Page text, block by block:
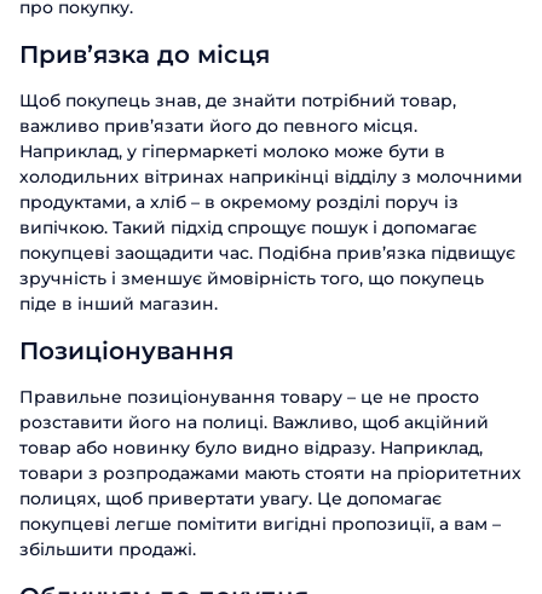
про покупку.
Прив’язка до місця
Щоб покупець знав, де знайти потрібний товар,
важливо прив’язати його до певного місця.
Наприклад, у гіпермаркеті молоко може бути в
холодильних вітринах наприкінці відділу з молочними
продуктами, а хліб – в окремому розділі поруч із
випічкою. Такий підхід спрощує пошук і допомагає
покупцеві заощадити час. Подібна прив’язка підвищує
зручність і зменшує ймовірність того, що покупець
піде в інший магазин.
Позиціонування
Правильне позиціонування товару – це не просто
розставити його на полиці. Важливо, щоб акційний
товар або новинку було видно відразу. Наприклад,
товари з розпродажами мають стояти на пріоритетних
полицях, щоб привертати увагу. Це допомагає
покупцеві легше помітити вигідні пропозиції, а вам –
збільшити продажі.
Замовити
більше про продукти ABM Cloud
Ім'я
Прізвище
Дякуємо за звернення.
Замовити дзвінок
Поспілкуйтесь з нашим експертом
вже сьогодні
Дякуємо за звернення.
Дякуємо за звернення.